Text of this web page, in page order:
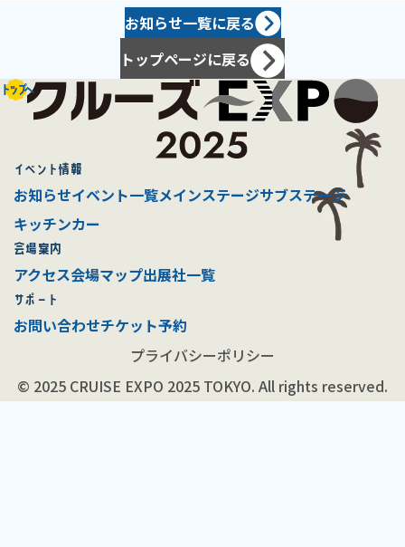
お知らせ一覧に戻る
トップページに戻る
トップへ
イベント情報
お知らせイベント一覧メインステージサブステージ
キッチンカー
会場案内
アクセス会場マップ出展社一覧
サポート
お問い合わせチケット予約
プライバシーポリシー
© 2025 CRUISE EXPO 2025 TOKYO. All rights reserved.